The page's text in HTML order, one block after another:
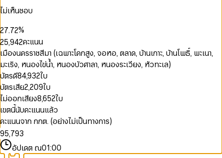
9 8
5
6
7
8
9
8
9
87
9
4
6
7
8
9
ไม่เห็นชอบ
0
2
3
4
5
6
7
8
9
5
7
8
9
.
5
7
8
9
0
2
3
4
5
6
7
8
9
%
1
2
3
4
5
6
7
8
9
1
2
4
5
6
7
8
9
,
5
6
8
9
0
1
3
4
5
6
7
8
9
0
1
2
3
4
5
6
7
8
9
คะแนน
เมืองนครราชสีมา (เฉพาะโคกสูง, จอหอ, ตลาด, บ้านเกาะ, บ้านโพธิ์, พะเนา,
มะเริง, หนองไข่น้ำ, หนองบัวศาลา, หนองระเวียง, หัวทะเล)
บัตรดี84,932ใบ
บัตรเสีย2,209ใบ
ไม่ออกเสียง8,652ใบ
เขตนี้นับคะแนนแล้ว
คะแนนจาก กกต. (อย่างไม่เป็นทางการ)
0
1
2
3
4
5
6
7
8
9
0
1
2
3
4
5
6
7
,
0
1
2
3
4
5
6
7
8
9
0
1
2
3
4
5
6
7
8
9
0
1
2
3
4
5
อัปเดต ณ01:00